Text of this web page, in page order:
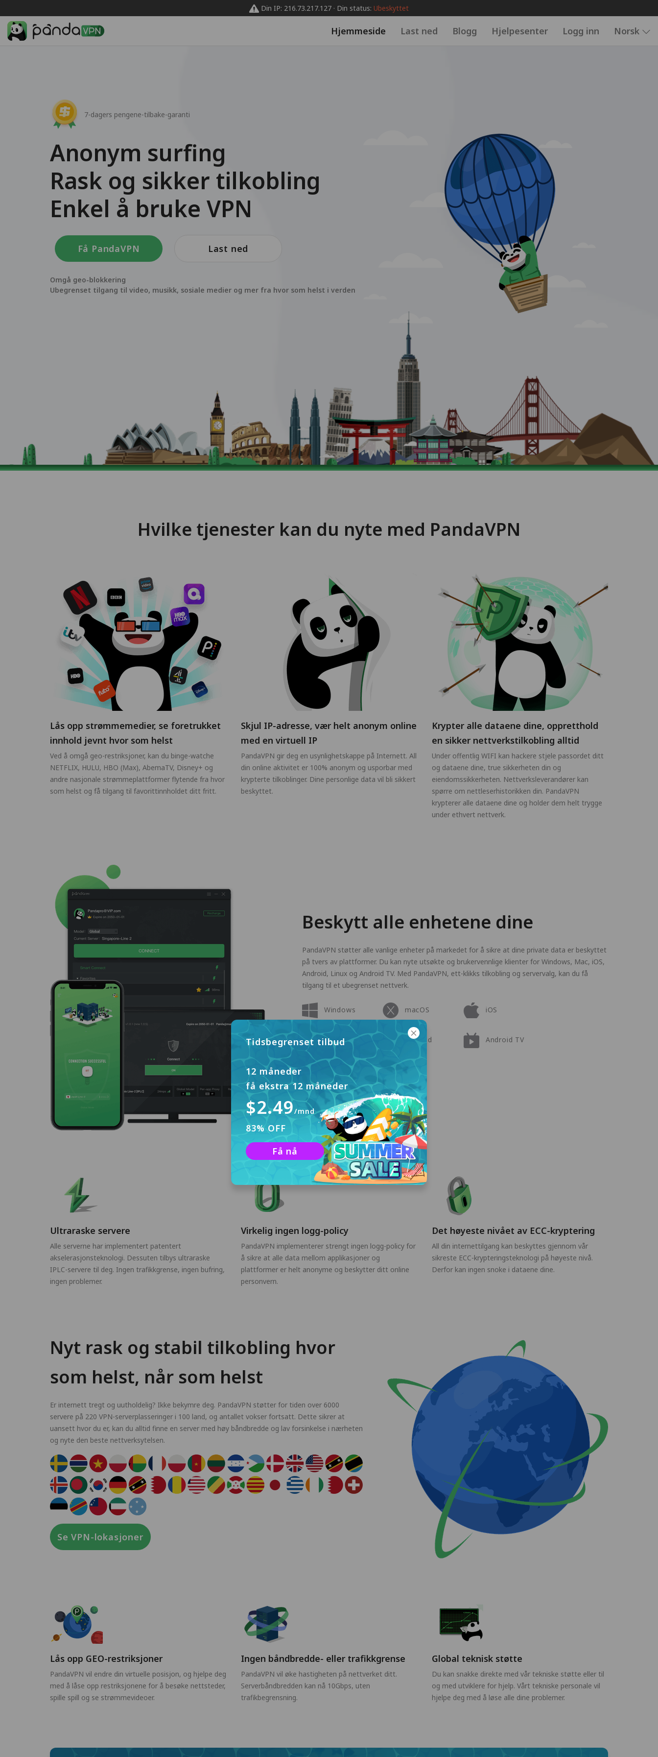
Din IP: 216.73.217.127 · Din status: Ubeskyttet
Hjemmeside Last ned Blogg Hjelpesenter Logg inn Norsk
7-dagers pengene-tilbake-garanti
Anonym surfing
Rask og sikker tilkobling
Enkel å bruke VPN
Få PandaVPN Last ned
Omgå geo-blokkering
Ubegrenset tilgang til video, musikk, sosiale medier og mer fra hvor som helst i verden
Hvilke tjenester kan du nyte med PandaVPN
Lås opp strømmemedier, se foretrukket
innhold jevnt hvor som helst
Ved å omgå geo-restriksjoner, kan du binge-watche
NETFLIX, HULU, HBO (Max), AbemaTV, Disney+ og
andre nasjonale strømmeplattformer flytende fra hvor
som helst og få tilgang til favorittinnholdet ditt fritt.
Skjul IP-adresse, vær helt anonym online
med en virtuell IP
PandaVPN gir deg en usynlighetskappe på Internett. All
din online aktivitet er 100% anonym og usporbar med
krypterte tilkoblinger. Dine personlige data vil bli sikkert
beskyttet.
Krypter alle dataene dine, oppretthold
en sikker nettverkstilkobling alltid
Under offentlig WIFI kan hackere stjele passordet ditt
og dataene dine, true sikkerheten din og
eiendomssikkerheten. Nettverksleverandører kan
spørre om nettleserhistorikken din. PandaVPN
krypterer alle dataene dine og holder dem helt trygge
under ethvert nettverk.
Beskytt alle enhetene dine
PandaVPN støtter alle vanlige enheter på markedet for å sikre at dine private data er beskyttet
på tvers av plattformer. Du kan nyte utsøkte og brukervennlige klienter for Windows, Mac, iOS,
Android, Linux og Android TV. Med PandaVPN, ett-klikks tilkobling og servervalg, kan du få
tilgang til et ubegrenset nettverk.
Windows macOS iOS
Apple TV Android Android TV
Linux
Ultraraske servere
Alle serverne har implementert patentert
akselerasjonsteknologi. Dessuten tilbys ultraraske
IPLC-servere til deg. Ingen trafikkgrense, ingen bufring,
ingen problemer.
Virkelig ingen logg-policy
PandaVPN implementerer strengt ingen logg-policy for
å sikre at alle data mellom applikasjoner og
plattformer er helt anonyme og beskytter ditt online
personvern.
Det høyeste nivået av ECC-kryptering
All din internettilgang kan beskyttes gjennom vår
sikreste ECC-krypteringsteknologi på høyeste nivå.
Derfor kan ingen snoke i dataene dine.
Nyt rask og stabil tilkobling hvor
som helst, når som helst
Er internett tregt og uutholdelig? Ikke bekymre deg. PandaVPN støtter for tiden over 6000
servere på 220 VPN-serverplasseringer i 100 land, og antallet vokser fortsatt. Dette sikrer at
uansett hvor du er, kan du alltid finne en server med høy båndbredde og lav forsinkelse i nærheten
og nyte den beste nettverksytelsen.
Se VPN-lokasjoner
Lås opp GEO-restriksjoner
PandaVPN vil endre din virtuelle posisjon, og hjelpe deg
med å låse opp restriksjonene for å besøke nettsteder,
spille spill og se strømmevideoer.
Ingen båndbredde- eller trafikkgrense
PandaVPN vil øke hastigheten på nettverket ditt.
Serverbåndbredden kan nå 10Gbps, uten
trafikbegrensning.
Global teknisk støtte
Du kan snakke direkte med vår tekniske støtte eller til
og med utviklere for hjelp. Vårt tekniske personale vil
hjelpe deg med å løse alle dine problemer.
Tidsbegrenset tilbud
12 måneder
få ekstra 12 måneder
$2.49/mnd
83% OFF
Få nå